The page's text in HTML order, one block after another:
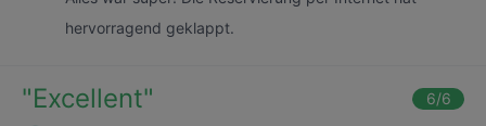
hervorragend geklappt.
"Excellent" 6/6